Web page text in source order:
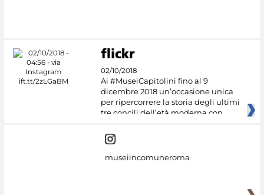
02/10/2018
Ai #MuseiCapitolini fino al 9
dicembre 2018 un’occasione unica
per ripercorrere la storia degli ultimi
tre concili dell’età moderna con
museiincomuneroma